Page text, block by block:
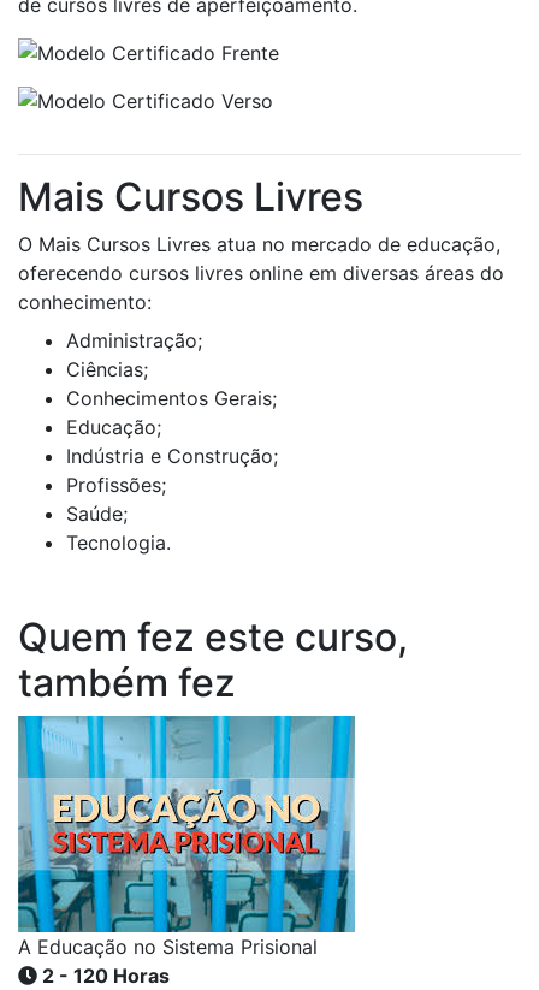
Mais Cursos Livres
O Mais Cursos Livres atua no mercado de educação,
oferecendo cursos livres online em diversas áreas do
conhecimento:
Administração;
Ciências;
Conhecimentos Gerais;
Educação;
Indústria e Construção;
Profissões;
Saúde;
Tecnologia.
Quem fez este curso,
também fez
A Educação no Sistema Prisional
2 - 120 Horas